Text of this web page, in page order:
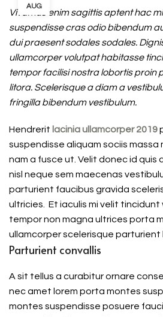
AUG
Vivamus enim sagittis aptent hac
suspendisse cras odio bibendum
dui praesent sodales sodales.
ullamcorper volutpat habitasse
tempor facilisi nostra lobortis proin
litora. Scelerisque a diam a
fringilla bibendum vestibulum.
Hendrerit lacinia ullamcorper 2019
suspendisse aliquam sociis
nam a fusce ut. Velit donec id quis
nisl neque sem maecenas
parturient faucibus gravida
ultricies. Et iaculis mi velit tincidunt
tempor non magna ultrices porta
ullamcorper scelerisque parturient
Parturient convallis
A sit tellus a curabitur ornare
nec amet lorem porta montes
montes suspendisse posuere